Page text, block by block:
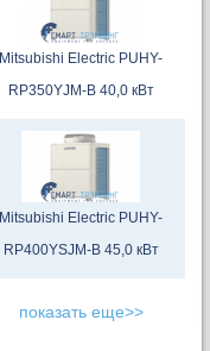
Mitsubishi Electric PUHY-
RP350YJM-B 40,0 кВт
Mitsubishi Electric PUHY-
RP400YSJM-B 45,0 кВт
показать еще>>